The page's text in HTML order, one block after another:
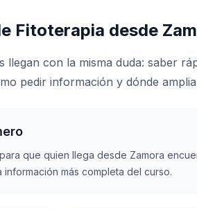
Fitoterapia desde
llegan con la misma duda: saber
pedir información y dónde
que quien llega desde Zamora
más completa del curso.